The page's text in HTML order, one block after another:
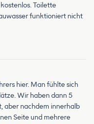
Toilette
funktioniert nicht
hier. Man fühlte sich
Wir haben dann 5
aber nachdem innerhalb
Seite und mehrere